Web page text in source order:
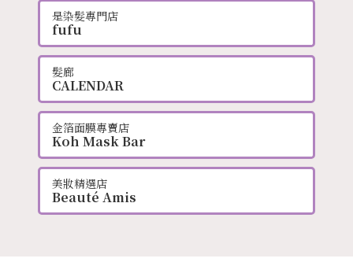
是染髮專門店
fufu
髮廊
CALENDAR
金箔面膜專賣店
Koh Mask Bar
美妝精選店
Beauté Amis